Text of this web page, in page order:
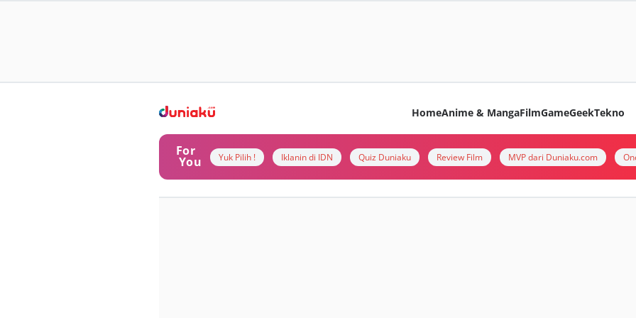
HomeAnime & MangaFilmGameGeekTekno
For
You Yuk Pilih ! Iklanin di IDN Quiz Duniaku Review Film MVP dari Duniaku.com